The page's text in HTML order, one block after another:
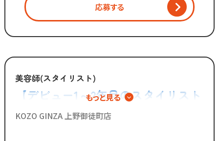
スタッフが長く勤められることを
何よりも大切に考えているからこそ
今後もより働きやすい環境へ
◆グループの実績◆
￣￣￣￣￣￣￣￣￣￣￣￣￣
・スタッフ月間平均報酬
「30万円以上」☆
・月間来店人数2,000人以上（4店舗平均）
応募する
美容師(スタイリスト)
【デビュー1～2年目のスタイリスト
歓迎】まだ伸びしろだらけの今だか
もっと見る
KOZO GINZA 上野御徒町店